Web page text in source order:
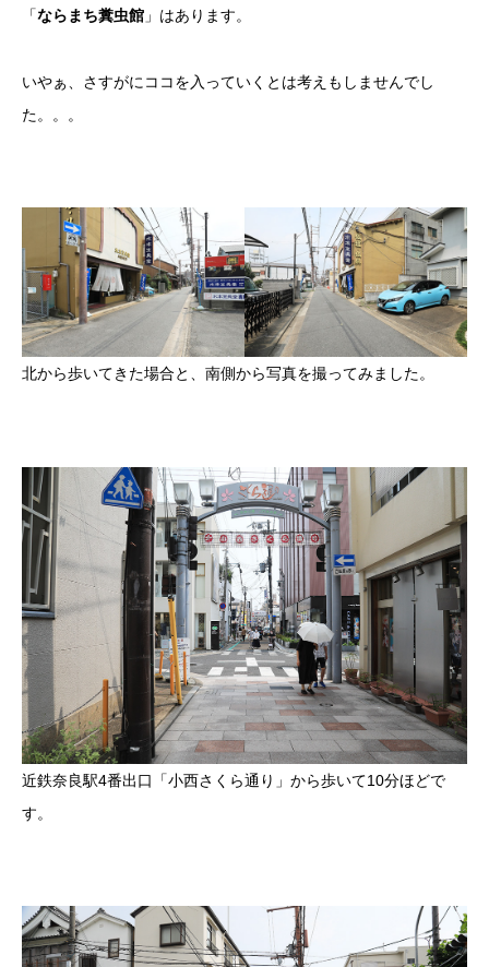
「ならまち糞虫館 」はあります。
いやぁ、さすがにココを入っていくとは考えもしませんでし
た。。。
北から歩いてきた場合と、南側から写真を撮ってみました。
近鉄奈良駅4番出口「小西さくら通り」から歩いて10分ほどで
す。